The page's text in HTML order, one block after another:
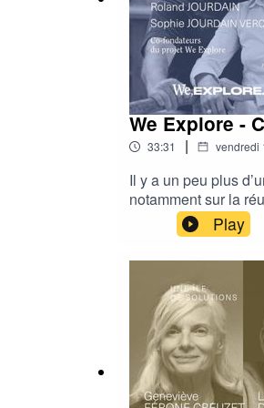
We Explore -
33:31 | vendredi
Il y a un peu plus
notamment sur la
son projet était
Destination
première position,
sur ce chemin
Play